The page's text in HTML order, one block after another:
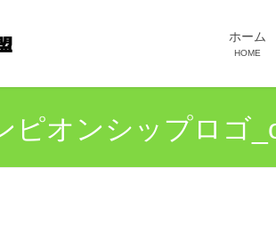
ホーム
HOME
ピオンシップロゴ